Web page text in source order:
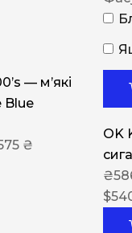
— м’які
Blue
₴
OK
₴
$